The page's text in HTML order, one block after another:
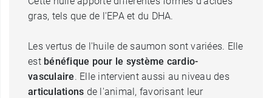
gras, tels que de l'EPA et du DHA.
Les vertus de l'huile de saumon sont variées. Elle
est bénéfique pour le système cardio-
vasculaire. Elle intervient aussi au niveau des
articulations de l'animal, favorisant leur